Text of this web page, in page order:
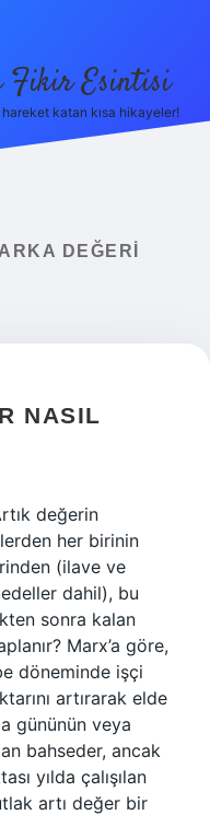
Fikir Esintisi
hareket katan kısa hikayeler!
DEĞERI
NASIL
değerin
her birinin
(ilave ve
dahil), bu
sonra kalan
Marx’a göre,
döneminde işçi
artırarak elde
gününün veya
bahseder, ancak
yılda çalışılan
artı değer bir